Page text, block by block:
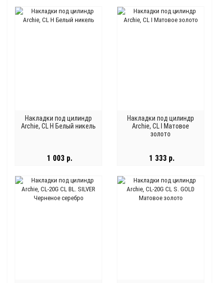
Накладки под цилиндр
Archie, CL H Белый никель
1 003 р.
Накладки под цилиндр
Archie, CL I Матовое
золото
1 333 р.